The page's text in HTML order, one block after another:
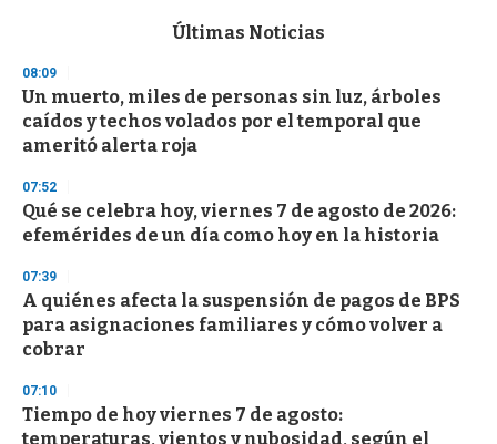
d
s
o
f
3
s
e
c
o
d
s
Últimas Noticias
08:09
Un muerto, miles de personas sin luz, árboles
caídos y techos volados por el temporal que
ameritó alerta roja
07:52
Qué se celebra hoy, viernes 7 de agosto de 2026:
efemérides de un día como hoy en la historia
07:39
A quiénes afecta la suspensión de pagos de BPS
para asignaciones familiares y cómo volver a
cobrar
07:10
Tiempo de hoy viernes 7 de agosto:
temperaturas, vientos y nubosidad, según el